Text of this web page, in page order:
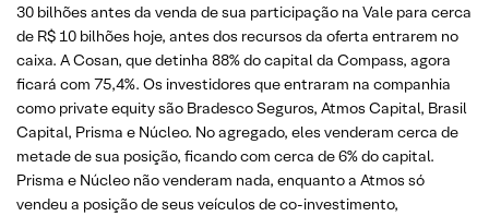
30 bilhões antes da venda de sua participação na Vale para cerca
de R$ 10 bilhões hoje, antes dos recursos da oferta entrarem no
caixa. A Cosan, que detinha 88% do capital da Compass, agora
ficará com 75,4%. Os investidores que entraram na companhia
como private equity são Bradesco Seguros, Atmos Capital, Brasil
Capital, Prisma e Núcleo. No agregado, eles venderam cerca de
metade de sua posição, ficando com cerca de 6% do capital.
Prisma e Núcleo não venderam nada, enquanto a Atmos só
vendeu a posição de seus veículos de co-investimento,